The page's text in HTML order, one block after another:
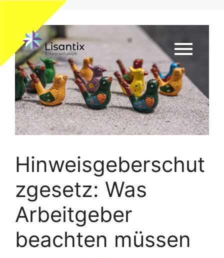
Hinweisgeberschut
zgesetz: Was
Arbeitgeber
beachten müssen